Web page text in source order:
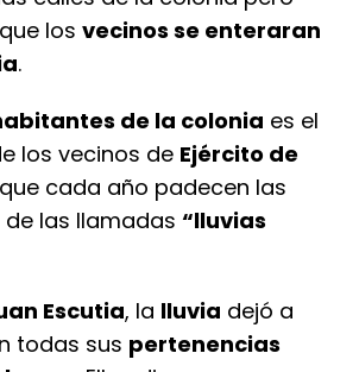
los vecinos se enteraran
.
de la colonia es el
los vecinos de Ejército de
que cada año padecen las
las llamadas “lluvias
Escutia, la lluvia dejó a
todas sus pertenencias